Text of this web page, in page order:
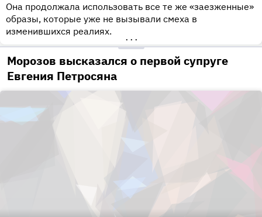
Она продолжала использовать все те же «заезженные»
образы, которые уже не вызывали смеха в
изменившихся реалиях.
•••
Морозов высказался о первой супруге
Евгения Петросяна